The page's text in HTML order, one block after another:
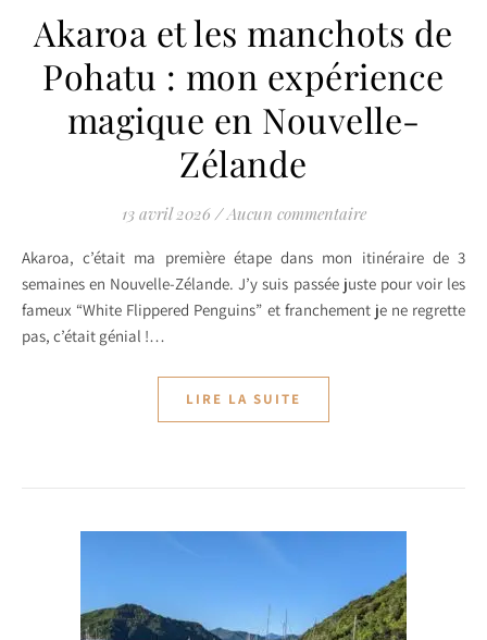
Akaroa et les manchots de
Pohatu : mon expérience
magique en Nouvelle-
Zélande
13 avril 2026 / Aucun commentaire
Akaroa, c’était ma première étape dans mon itinéraire de 3
semaines en Nouvelle-Zélande. J’y suis passée juste pour voir les
fameux “White Flippered Penguins” et franchement je ne regrette
pas, c’était génial !…
LIRE LA SUITE